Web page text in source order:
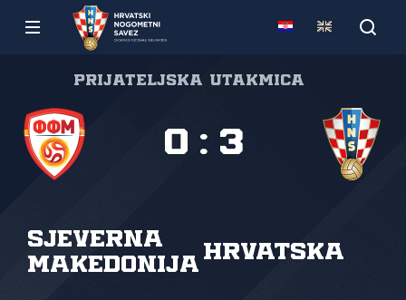
Prijateljska utakmica
Sjeverna
Makedonija
Hrvatska
0 : 3